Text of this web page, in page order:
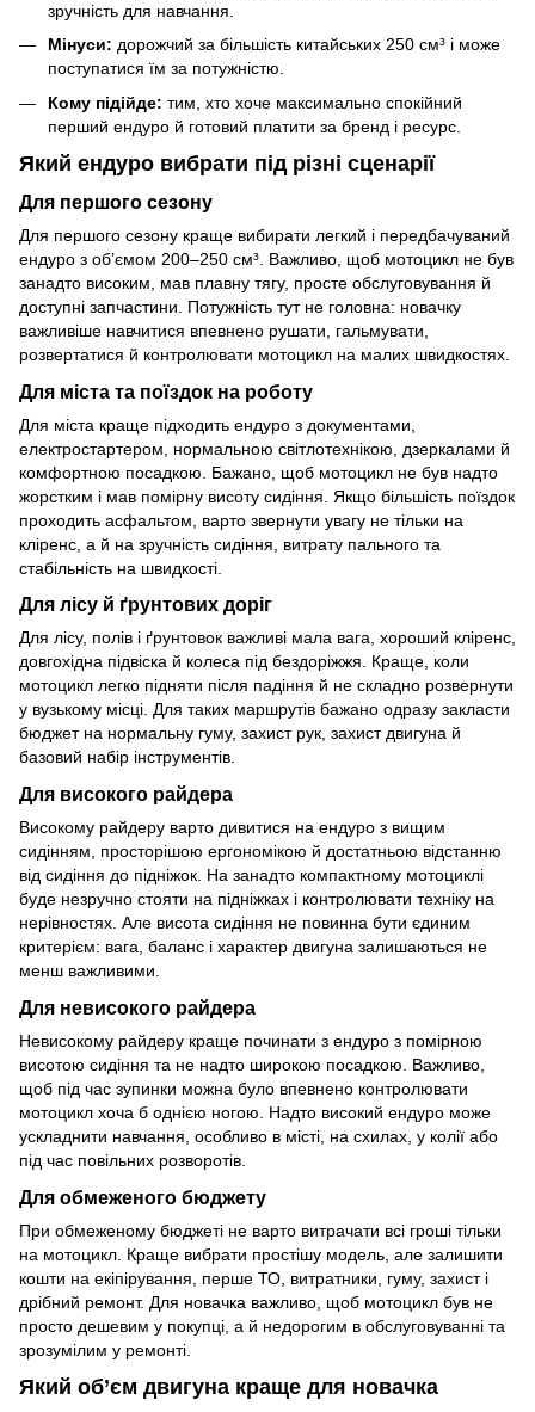
зручність для навчання.
Мінуси: дорожчий за більшість китайських 250 см³ і може
поступатися їм за потужністю.
Кому підійде: тим, хто хоче максимально спокійний
перший ендуро й готовий платити за бренд і ресурс.
Який ендуро вибрати під різні сценарії
Для першого сезону
Для першого сезону краще вибирати легкий і передбачуваний
ендуро з об’ємом 200–250 см³. Важливо, щоб мотоцикл не був
занадто високим, мав плавну тягу, просте обслуговування й
доступні запчастини. Потужність тут не головна: новачку
важливіше навчитися впевнено рушати, гальмувати,
розвертатися й контролювати мотоцикл на малих швидкостях.
Для міста та поїздок на роботу
Для міста краще підходить ендуро з документами,
електростартером, нормальною світлотехнікою, дзеркалами й
комфортною посадкою. Бажано, щоб мотоцикл не був надто
жорстким і мав помірну висоту сидіння. Якщо більшість поїздок
проходить асфальтом, варто звернути увагу не тільки на
кліренс, а й на зручність сидіння, витрату пального та
стабільність на швидкості.
Для лісу й ґрунтових доріг
Для лісу, полів і ґрунтовок важливі мала вага, хороший кліренс,
довгохідна підвіска й колеса під бездоріжжя. Краще, коли
мотоцикл легко підняти після падіння й не складно розвернути
у вузькому місці. Для таких маршрутів бажано одразу закласти
бюджет на нормальну гуму, захист рук, захист двигуна й
базовий набір інструментів.
Для високого райдера
Високому райдеру варто дивитися на ендуро з вищим
сидінням, просторішою ергономікою й достатньою відстанню
від сидіння до підніжок. На занадто компактному мотоциклі
буде незручно стояти на підніжках і контролювати техніку на
нерівностях. Але висота сидіння не повинна бути єдиним
критерієм: вага, баланс і характер двигуна залишаються не
менш важливими.
Для невисокого райдера
Невисокому райдеру краще починати з ендуро з помірною
висотою сидіння та не надто широкою посадкою. Важливо,
щоб під час зупинки можна було впевнено контролювати
мотоцикл хоча б однією ногою. Надто високий ендуро може
ускладнити навчання, особливо в місті, на схилах, у колії або
під час повільних розворотів.
Для обмеженого бюджету
При обмеженому бюджеті не варто витрачати всі гроші тільки
на мотоцикл. Краще вибрати простішу модель, але залишити
кошти на екіпірування, перше ТО, витратники, гуму, захист і
дрібний ремонт. Для новачка важливо, щоб мотоцикл був не
просто дешевим у покупці, а й недорогим в обслуговуванні та
зрозумілим у ремонті.
Який об’єм двигуна краще для новачка